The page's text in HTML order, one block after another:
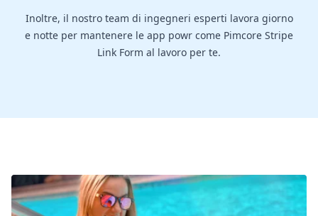
Inoltre, il nostro team di ingegneri esperti lavora giorno
e notte per mantenere le app powr come Pimcore Stripe
Link Form al lavoro per te.